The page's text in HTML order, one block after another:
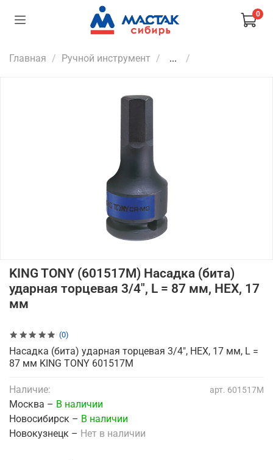
0
Главная Ручной инструмент ...
(0)
арт. 601517M
KING TONY (601517M) Насадка (бита)
ударная торцевая 3/4", L = 87 мм, HEX, 17
мм
Наличие:
Москва – В наличии
Новосибирск – В наличии
Новокузнецк – Нет в наличии
Насадка (бита) ударная торцевая 3/4", HEX, 17 мм, L =
87 мм KING TONY 601517M